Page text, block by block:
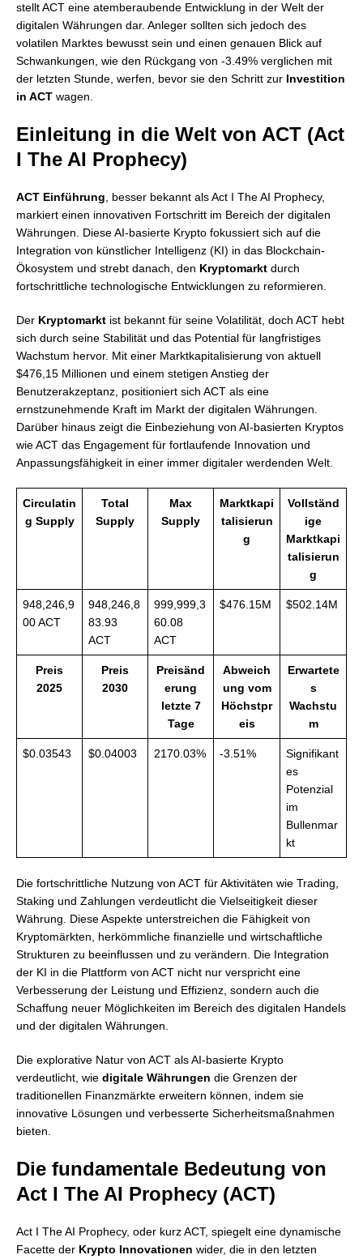
stellt ACT eine atemberaubende Entwicklung in der Welt der
digitalen Währungen dar. Anleger sollten sich jedoch des
volatilen Marktes bewusst sein und einen genauen Blick auf
Schwankungen, wie den Rückgang von -3.49% verglichen mit
der letzten Stunde, werfen, bevor sie den Schritt zur Investition
in ACT wagen.
Einleitung in die Welt von ACT (Act
I The AI Prophecy)
ACT Einführung , besser bekannt als Act I The AI Prophecy,
markiert einen innovativen Fortschritt im Bereich der digitalen
Währungen. Diese AI-basierte Krypto fokussiert sich auf die
Integration von künstlicher Intelligenz (KI) in das Blockchain-
Ökosystem und strebt danach, den Kryptomarkt durch
fortschrittliche technologische Entwicklungen zu reformieren.
Der Kryptomarkt ist bekannt für seine Volatilität, doch ACT hebt
sich durch seine Stabilität und das Potential für langfristiges
Wachstum hervor. Mit einer Marktkapitalisierung von aktuell
$476,15 Millionen und einem stetigen Anstieg der
Benutzerakzeptanz, positioniert sich ACT als eine
ernstzunehmende Kraft im Markt der digitalen Währungen.
Darüber hinaus zeigt die Einbeziehung von AI-basierten Kryptos
wie ACT das Engagement für fortlaufende Innovation und
Anpassungsfähigkeit in einer immer digitaler werdenden Welt.
Circulatin
g Supply
Total
Supply
Max
Supply
Marktkapi
talisierun
g
Vollständ
ige
Marktkapi
talisierun
g
948,246,9
00 ACT
948,246,8
83.93
ACT
999,999,3
60.08
ACT
$476.15M $502.14M
Preis
2025
Preis
2030
Preisänd
erung
letzte 7
Tage
Abweich
ung vom
Höchstpr
eis
Erwartete
s
Wachstu
m
$0.03543 $0.04003 2170.03% -3.51%
Signifikant
es
Potenzial
im
Bullenmar
kt
Die fortschrittliche Nutzung von ACT für Aktivitäten wie Trading,
Staking und Zahlungen verdeutlicht die Vielseitigkeit dieser
Währung. Diese Aspekte unterstreichen die Fähigkeit von
Kryptomärkten, herkömmliche finanzielle und wirtschaftliche
Strukturen zu beeinflussen und zu verändern. Die Integration
der KI in die Plattform von ACT nicht nur verspricht eine
Verbesserung der Leistung und Effizienz, sondern auch die
Schaffung neuer Möglichkeiten im Bereich des digitalen Handels
und der digitalen Währungen.
Die explorative Natur von ACT als AI-basierte Krypto
verdeutlicht, wie digitale Währungen die Grenzen der
traditionellen Finanzmärkte erweitern können, indem sie
innovative Lösungen und verbesserte Sicherheitsmaßnahmen
bieten.
Die fundamentale Bedeutung von
Act I The AI Prophecy (ACT)
Act I The AI Prophecy, oder kurz ACT, spiegelt eine dynamische
Facette der Krypto Innovationen wider, die in den letzten